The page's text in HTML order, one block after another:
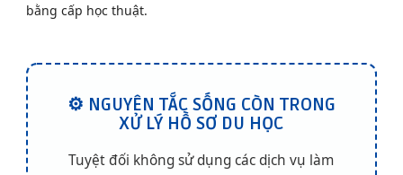
bằng cấp học thuật.
⚙️ NGUYÊN TẮC SỐNG CÒN TRONG
XỬ LÝ HỒ SƠ DU HỌC
Tuyệt đối không sử dụng các dịch vụ làm